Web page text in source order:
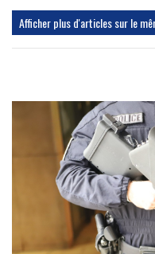
Afficher plus d'articles sur le